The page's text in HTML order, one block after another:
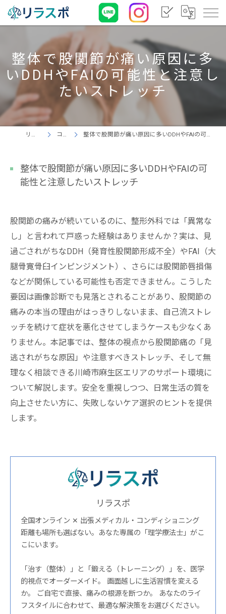
整体で股関節が痛い原因に多
いDDHやFAIの可能性と注意し
たいストレッチ
リラスポ コラム 整体で股関節が痛い原因に多いDDHやFAIの可能性と注意したいストレッチ
整体で股関節が痛い原因に多いDDHやFAIの可
能性と注意したいストレッチ
股関節の痛みが続いているのに、整形外科では「異常な
し」と言われて戸惑った経験はありませんか？実は、見
過ごされがちなDDH（発育性股関節形成不全）やFAI（大
腿骨寛骨臼インピンジメント）、さらには股関節唇損傷
などが関係している可能性も否定できません。こうした
要因は画像診断でも見落とされることがあり、股関節の
痛みの本当の理由がはっきりしないまま、自己流ストレ
ッチを続けて症状を悪化させてしまうケースも少なくあ
りません。本記事では、整体の視点から股関節痛の「見
逃されがちな原因」や注意すべきストレッチ、そして無
理なく相談できる川崎市麻生区エリアのサポート環境に
ついて解説します。安全を重視しつつ、日常生活の質を
向上させたい方に、失敗しないケア選択のヒントを提供
します。
リラスポ
全国オンライン ✕ 出張メディカル・コンディショニング
距離も場所も選ばない。あなた専属の「理学療法士」がこ
こにいます。
「治す（整体）」と「鍛える（トレーニング）」を、医学
的視点でオーダーメイド。 画面越しに生活習慣を変える
か。 ご自宅で直接、痛みの根源を断つか。 あなたのライ
フスタイルに合わせて、最適な解決策をお選びください。